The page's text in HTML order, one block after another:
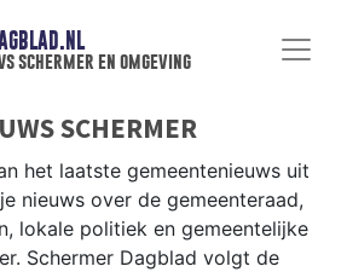
schermer en omgeving
SCHERMER
het laatste gemeentenieuws uit
nieuws over de gemeenteraad,
lokale politiek en gemeentelijke
Schermer Dagblad volgt de